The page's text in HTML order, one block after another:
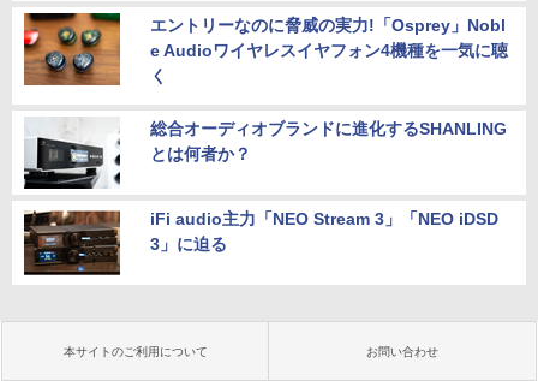
エントリーなのに脅威の実力!「Osprey」Nobl
e Audioワイヤレスイヤフォン4機種を一気に聴
く
総合オーディオブランドに進化するSHANLING
とは何者か？
iFi audio主力「NEO Stream 3」「NEO iDSD
3」に迫る
本サイトのご利用について お問い合わせ